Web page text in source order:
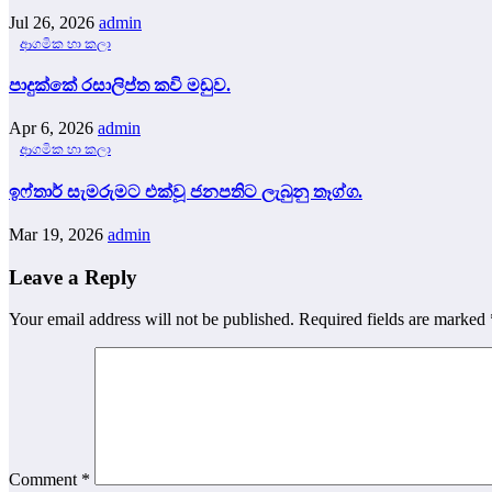
Jul 26, 2026 admin
ආගමික හා කලා
පාදුක්කේ රසාලිප්ත කවි මඩුව.
Apr 6, 2026 admin
ආගමික හා කලා
ඉෆ්තාර් සැමරුමට එක්වූ ජනපතිට ලැබුනු තෑග්ග.
Mar 19, 2026 admin
Leave a Reply
Your email address will not be published. Required fields are marked
Comment *